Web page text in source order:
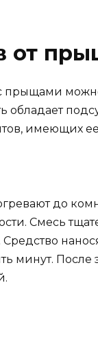
от
прыщами
обладает
имеющих
до
Смесь
Средство
минут. После